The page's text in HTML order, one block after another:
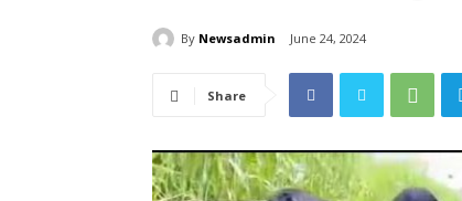
By Newsadmin June 24, 2024
Share